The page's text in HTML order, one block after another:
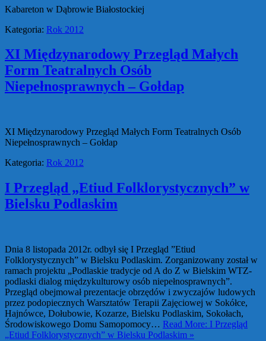
Kabareton w Dąbrowie Białostockiej
Kategoria: Rok 2012
XI Międzynarodowy Przegląd Małych
Form Teatralnych Osób
Niepełnosprawnych – Gołdap
XI Międzynarodowy Przegląd Małych Form Teatralnych Osób
Niepełnosprawnych – Gołdap
Kategoria: Rok 2012
I Przegląd „Etiud Folklorystycznych” w
Bielsku Podlaskim
Dnia 8 listopada 2012r. odbył się I Przegląd ”Etiud
Folklorystycznych” w Bielsku Podlaskim. Zorganizowany został w
ramach projektu „Podlaskie tradycje od A do Z w Bielskim WTZ-
podlaski dialog międzykulturowy osób niepełnosprawnych”.
Przegląd obejmował prezentacje obrzędów i zwyczajów ludowych
przez podopiecznych Warsztatów Terapii Zajęciowej w Sokółce,
Hajnówce, Dołubowie, Kozarze, Bielsku Podlaskim, Sokołach,
Środowiskowego Domu Samopomocy… Read More: I Przegląd
„Etiud Folklorystycznych” w Bielsku Podlaskim »